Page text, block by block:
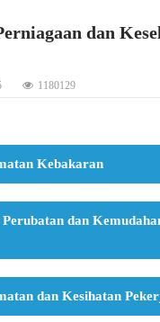
dan
1180129
Kebakaran
dan
dan Kesihatan